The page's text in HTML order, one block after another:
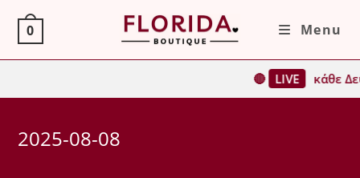
content
0 Menu
🔴 LIVE κάθε
2025-08-08